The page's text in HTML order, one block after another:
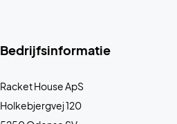
Bedrijfsinformatie
Racket House ApS
Holkebjergvej 120